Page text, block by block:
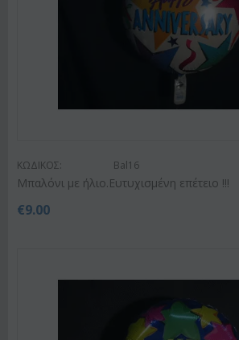
ΚΩΔΙΚΟΣ: Bal16
Μπαλόνι με ήλιο.Ευτυχισμένη επέτειο !!!
€9.00